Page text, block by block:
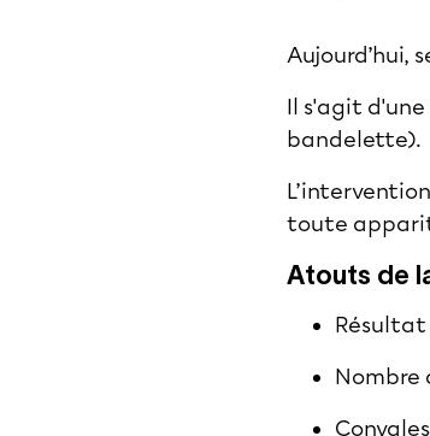
Aujourd’hui,
Il s'agit
bandelette).
toute
Atouts de
Nombre